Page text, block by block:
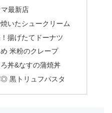
最新店
いたシュークリーム
揚げたてドーナツ
米粉のクレープ
丼&なすの蒲焼丼
黒トリュフパスタ